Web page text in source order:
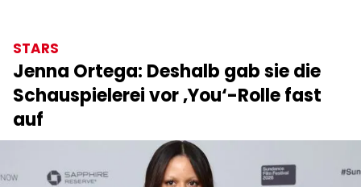
STARS
Jenna Ortega: Deshalb gab sie die
Schauspielerei vor ‚You‘-Rolle fast
auf